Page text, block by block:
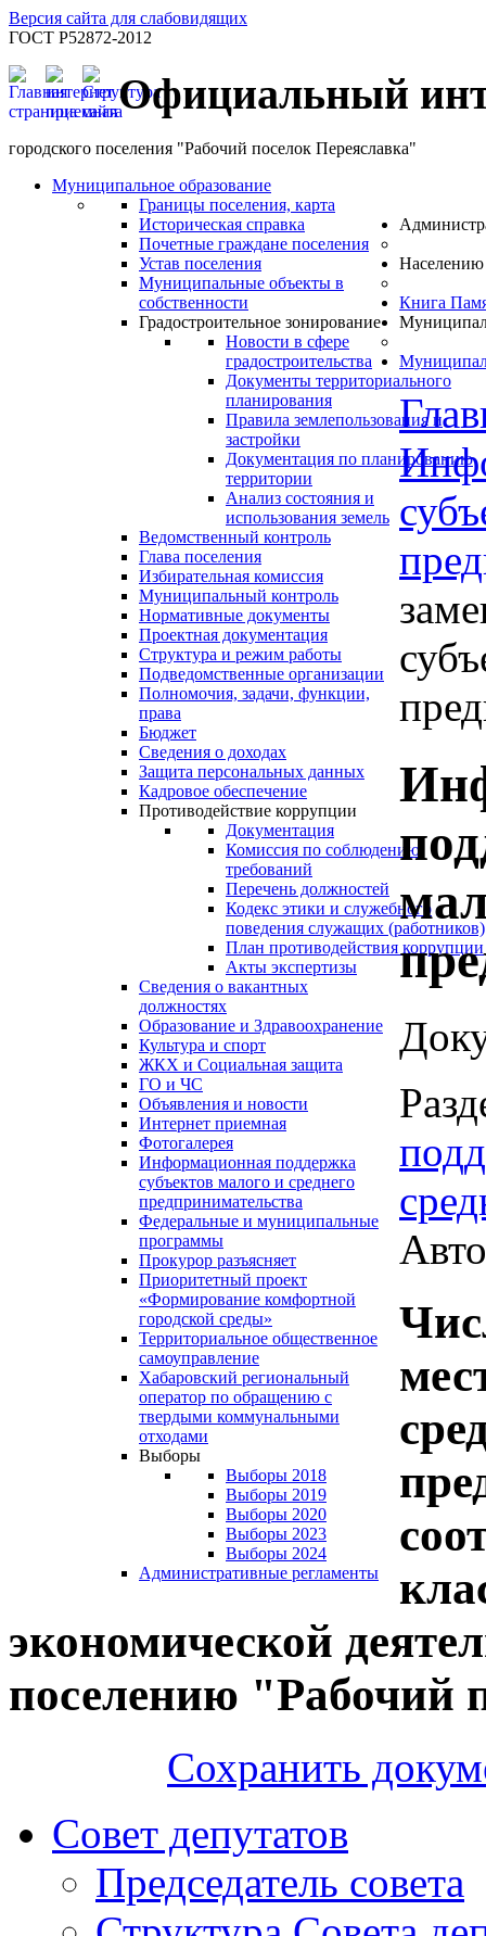
Версия сайта для слабовидящих
ГОСТ Р52872-2012
Официальный
городского поселения "Рабочий поселок Переяславка"
Муниципальное образование
Границы поселения, карта
Историческая справка
Почетные граждане поселения
Устав поселения
Муниципальные объекты в
собственности
Градостроительное зонирование
Новости в сфере
градостроительства
Документы территориального
планирования
Правила землепользования и
застройки
Документация по планированию
территории
Анализ состояния и
использования земель
Ведомственный контроль
Глава поселения
Избирательная комиссия
Муниципальный контроль
Нормативные документы
Проектная документация
Структура и режим работы
Подведомственные организации
Полномочия, задачи, функции,
права
Бюджет
Сведения о доходах
Защита персональных данных
Кадровое обеспечение
Противодействие коррупции
Документация
Комиссия по соблюдению
требований
Перечень должностей
Кодекс этики и служебного
поведения служащих (работников)
План противодействия коррупции
Акты экспертизы
Сведения о вакантных
должностях
Населению
Образование и Здравоохранение
Культура и спорт
ЖКХ и Социальная защита
ГО и ЧС
Объявления и новости
Интернет приемная
Фотогалерея
Информационная поддержка
субъектов малого и среднего
предпринимательства
Федеральные и муниципальные
программы
Прокурор разъясняет
Приоритетный проект
«Формирование комфортной
городской среды»
Территориальное общественное
самоуправление
Хабаровский региональный
оператор по обращению с
твердыми коммунальными
отходами
Выборы
Выборы 2018
Выборы 2019
Выборы 2020
Выборы 2023
Выборы 2024
Книга
Административные регламенты
экономической
поселению "Рабочий
Сохранить
Совет депутатов
Председатель совета